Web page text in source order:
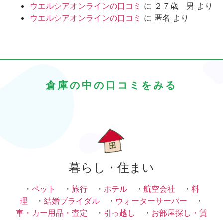
ウエルシアオンラインの口コミ に ２７歳 男 より
ウエルシアオンラインの口コミ に 匿名 より
倉庫の中の口コミをみる
暮らし・住まい
・ ペット ・ 旅行 ・ ホテル ・ 航空会社 ・ 料
理 ・ 結婚ブライダル ・ ウォーターサーバー ・
車・カー用品・査定 ・ 引っ越し ・ お部屋探し・賃